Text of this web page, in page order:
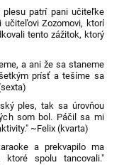
plesu patrí pani učiteľke
učiteľovi Zozomovi, ktorí
tento zážitok, ktorý
a ani že sa staneme
prísť a tešíme sa
ples, tak sa úrovňou
som bol. Páčil sa mi
~Felix (kvarta)
a prekvapilo ma
ktoré spolu tancovali."